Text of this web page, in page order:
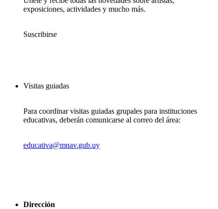
exposiciones, actividades y mucho más.
Suscribirse
Visitas guiadas
Para coordinar visitas guiadas grupales para instituciones
educativas, deberán comunicarse al correo del área:
educativa@mnav.gub.uy
Dirección